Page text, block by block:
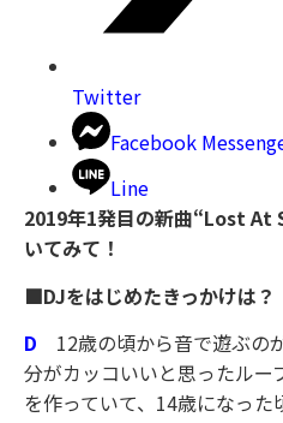
Twitter
Facebook
Line
2019年1発目の新曲“Lost At
いてみて！
■DJをはじめたきっかけは？
D 12歳の頃から音で遊ぶの
分がカッコいいと思ったルー
を作っていて、14歳になっ